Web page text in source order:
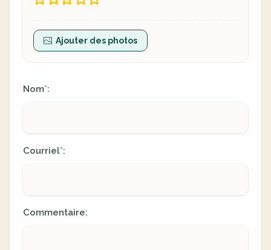
Ajouter des photos
Nom*:
Courriel*:
Commentaire: